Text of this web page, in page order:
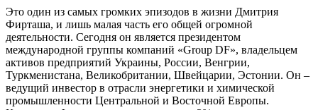
Это один из самых громких эпизодов в жизни Дмитрия
Фирташа, и лишь малая часть его общей огромной
деятельности. Сегодня он является президентом
международной группы компаний «Group DF», владельцем
активов предприятий Украины, России, Венгрии,
Туркменистана, Великобритании, Швейцарии, Эстонии. Он –
ведущий инвестор в отрасли энергетики и химической
промышленности Центральной и Восточной Европы.